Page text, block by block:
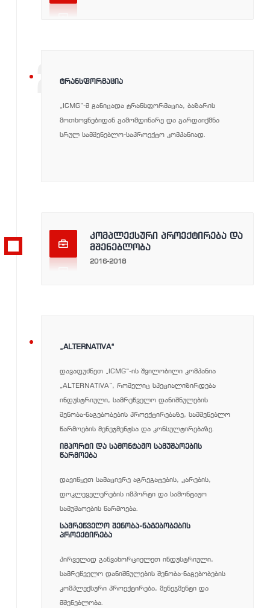
2019-ᲓᲐᲜ
ᲢᲠᲐᲜᲡᲤᲝᲠᲛᲐᲪᲘᲐ
„ICMG“-მ განიცადა ტრანსფორმაცია, ბაზარის
მოთხოვნებიდან გამომდინარე და გარდაიქმნა
სრულ სამშენებლო-საპროექტო კომპანიად.
კომპლექსური პროექტირება და
მშენებლობა
2016-2018
2016-
2018
„ALTERNATIVA“
დავაფუძნეთ „ICMG“-ის შვილობილი კომპანია
„ALTERNATIVA“, რომელიც სპეციალიზირდება
ინდუსტრიული, სამრეწველო დანიშნულების
შენობა-ნაგებობების პროექტირებაზე, სამშენებლო
წარმოების მენეჯმენტსა და კონსულტირებაზე.
ᲘᲛᲞᲝᲠᲢᲘ ᲓᲐ ᲡᲐᲛᲝᲜᲢᲐᲟᲝ ᲡᲐᲛᲣᲨᲐᲝᲔᲑᲘᲡ
ᲬᲐᲠᲛᲝᲔᲑᲐ
დავიწყეთ სამაცივრე აგრეგატების, კარების,
დოკლეველერების იმპორტი და სამონტაჟო
სამუშაოების წარმოება.
ᲡᲐᲛᲠᲔᲬᲕᲔᲚᲝ ᲨᲔᲜᲝᲑᲐ-ᲜᲐᲒᲔᲑᲝᲑᲔᲑᲘᲡ
ᲞᲠᲝᲔᲥᲢᲘᲠᲔᲑᲐ
პირველად განვახორციელეთ ინდუსტრიული,
სამრეწველო დანიშნულების შენობა-ნაგებობების
კომპლექსური პროექტირება, მენეჯმენტი და
მშენებლობა.